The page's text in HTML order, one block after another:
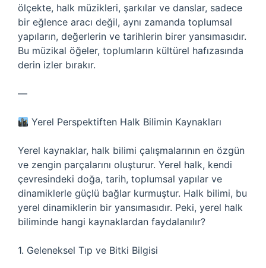
ölçekte, halk müzikleri, şarkılar ve danslar, sadece
bir eğlence aracı değil, aynı zamanda toplumsal
yapıların, değerlerin ve tarihlerin birer yansımasıdır.
Bu müzikal öğeler, toplumların kültürel hafızasında
derin izler bırakır.
—
Yerel Perspektiften Halk Bilimin Kaynakları
Yerel kaynaklar, halk bilimi çalışmalarının en özgün
ve zengin parçalarını oluşturur. Yerel halk, kendi
çevresindeki doğa, tarih, toplumsal yapılar ve
dinamiklerle güçlü bağlar kurmuştur. Halk bilimi, bu
yerel dinamiklerin bir yansımasıdır. Peki, yerel halk
biliminde hangi kaynaklardan faydalanılır?
1. Geleneksel Tıp ve Bitki Bilgisi